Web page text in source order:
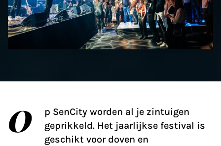
O
p SenCity worden al je zintuigen
geprikkeld. Het jaarlijkse festival is
geschikt voor doven en